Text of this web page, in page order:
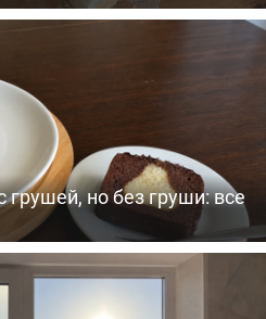
грушей, но без груши: все